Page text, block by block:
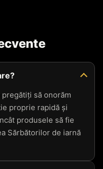
să onorăm
proprie rapidă și
produsele să fie
Sărbătorilor de iarnă